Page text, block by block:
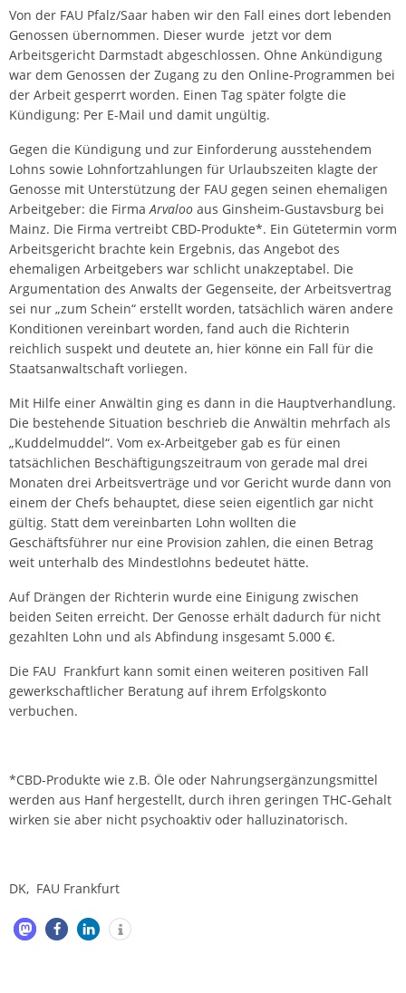
Von der FAU Pfalz/Saar haben wir den Fall eines dort lebenden
Genossen übernommen. Dieser wurde jetzt vor dem
Arbeitsgericht Darmstadt abgeschlossen. Ohne Ankündigung
war dem Genossen der Zugang zu den Online-Programmen bei
der Arbeit gesperrt worden. Einen Tag später folgte die
Kündigung: Per E-Mail und damit ungültig.
Gegen die Kündigung und zur Einforderung ausstehendem
Lohns sowie Lohnfortzahlungen für Urlaubszeiten klagte der
Genosse mit Unterstützung der FAU gegen seinen ehemaligen
Arbeitgeber: die Firma Arvaloo aus Ginsheim-Gustavsburg bei
Mainz. Die Firma vertreibt CBD-Produkte*. Ein Gütetermin vorm
Arbeitsgericht brachte kein Ergebnis, das Angebot des
ehemaligen Arbeitgebers war schlicht unakzeptabel. Die
Argumentation des Anwalts der Gegenseite, der Arbeitsvertrag
sei nur „zum Schein“ erstellt worden, tatsächlich wären andere
Konditionen vereinbart worden, fand auch die Richterin
reichlich suspekt und deutete an, hier könne ein Fall für die
Staatsanwaltschaft vorliegen.
Mit Hilfe einer Anwältin ging es dann in die Hauptverhandlung.
Die bestehende Situation beschrieb die Anwältin mehrfach als
„Kuddelmuddel“. Vom ex-Arbeitgeber gab es für einen
tatsächlichen Beschäftigungszeitraum von gerade mal drei
Monaten drei Arbeitsverträge und vor Gericht wurde dann von
einem der Chefs behauptet, diese seien eigentlich gar nicht
gültig. Statt dem vereinbarten Lohn wollten die
Geschäftsführer nur eine Provision zahlen, die einen Betrag
weit unterhalb des Mindestlohns bedeutet hätte.
Auf Drängen der Richterin wurde eine Einigung zwischen
beiden Seiten erreicht. Der Genosse erhält dadurch für nicht
gezahlten Lohn und als Abfindung insgesamt 5.000 €.
Die FAU Frankfurt kann somit einen weiteren positiven Fall
gewerkschaftlicher Beratung auf ihrem Erfolgskonto
verbuchen.
*CBD-Produkte wie z.B. Öle oder Nahrungsergänzungsmittel
werden aus Hanf hergestellt, durch ihren geringen THC-Gehalt
wirken sie aber nicht psychoaktiv oder halluzinatorisch.
DK, FAU Frankfurt